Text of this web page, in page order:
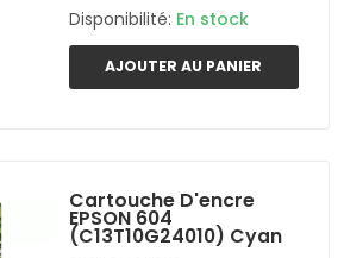
Disponibilité: En stock
AJOUTER AU PANIER
Cartouche D'encre
EPSON 604
(C13T10G24010) Cyan